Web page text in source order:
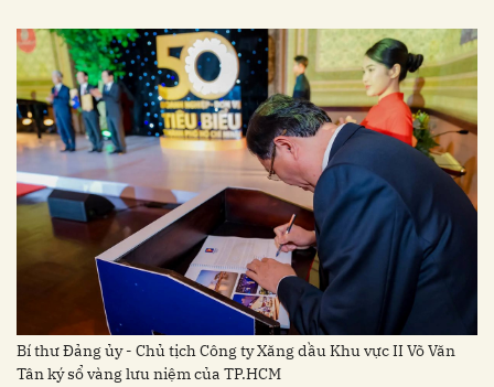
Bí thư Đảng ủy - Chủ tịch Công ty Xăng dầu Khu vực II Võ Văn
Tân ký sổ vàng lưu niệm của TP.HCM